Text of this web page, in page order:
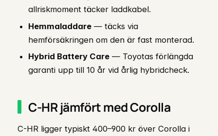
allriskmoment täcker laddkabel.
Hemmaladdare — täcks via
hemförsäkringen om den är fast monterad.
Hybrid Battery Care — Toyotas förlängda
garanti upp till 10 år vid årlig hybridcheck.
C-HR jämfört med Corolla
C-HR ligger typiskt 400–900 kr över Corolla i